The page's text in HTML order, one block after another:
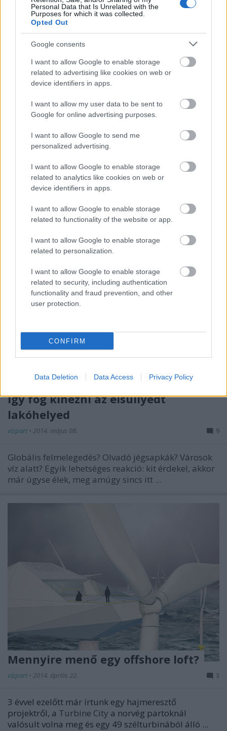
Personal Data that Is Unrelated with the
Purposes for which it was collected.
Opted Out
Google consents
I want to allow Google to enable storage
related to advertising like cookies on web or
device identifiers in apps.
I want to allow my user data to be sent to
Google for online advertising purposes.
I want to allow Google to send me
personalized advertising.
I want to allow Google to enable storage
related to analytics like cookies on web or
device identifiers in apps.
I want to allow Google to enable storage
related to functionality of the website or app.
I want to allow Google to enable storage
related to personalization.
I want to allow Google to enable storage
related to security, including authentication
functionality and fraud prevention, and other
user protection.
CONFIRM
Data Deletion Data Access Privacy Policy
Kettészakad Florida?
vízpart•2014. október 29.
Környezetvédelmi nemtörődömség miatt
kettészakad Florida? Ezt találgatják azok, akik nem
tartják alapból őrültségnek a példátlan ötletet.
Egy ország, amit elsüllyeszt a
klímaváltozás?
A mindössze 100 ezer lakosú
mentén helyezkedik el,félúton
Így fog kinézni az elsüllyedt
lakóhelyed
vízpart • 2014. május 08. 9
Globális felmelegedés? Olvadó jégsapkák? Városok
víz alatt? Egyik lehetséges reakció: kit érdekel, akkor
már úgyse élek, meg amúgy sincs itt ...
Mennyire menő egy offshore loft?
vízpart • 2014. április 22. 3
3 évvel ezelőtt már írtunk egy hajmeresztő
projektről, a Turbine City a norvég partoknál
valósult volna meg és egy 49 szélturbinából álló ...